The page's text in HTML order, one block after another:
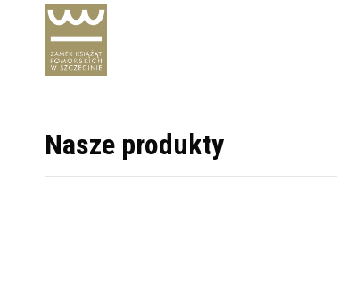
Nasze produkty